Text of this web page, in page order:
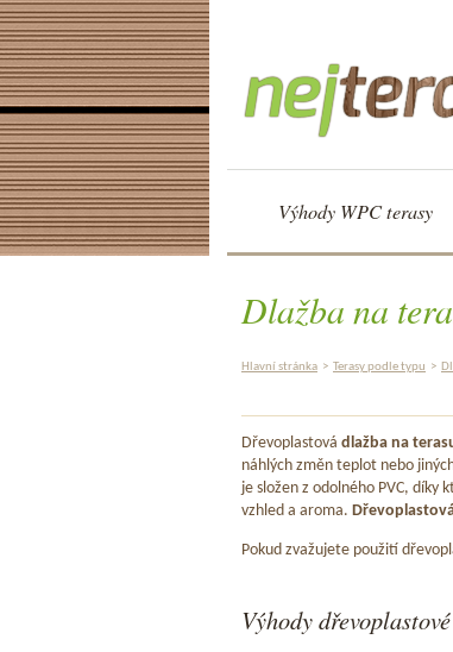
Výhody WPC terasy
Dlažba na
Hlavní stránka > Terasy podle typu >
Dřevoplastová dlažba na
náhlých změn teplot nebo
je složen z odolného PVC,
vzhled a aroma.
Pokud zvažujete použití
Výhody